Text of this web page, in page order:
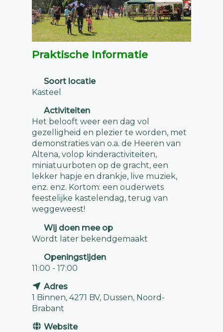
Praktische Informatie
Soort locatie
Kasteel
Activiteiten
Het belooft weer een dag vol
gezelligheid en plezier te worden, met
demonstraties van o.a. de Heeren van
Altena, volop kinderactiviteiten,
miniatuurboten op de gracht, een
lekker hapje en drankje, live muziek,
enz. enz. Kortom: een ouderwets
feestelijke kastelendag, terug van
weggeweest!
Wij doen mee op
Wordt later bekendgemaakt
Openingstijden
11:00 - 17:00
Adres
1 Binnen, 4271 BV, Dussen, Noord-
Brabant
Website